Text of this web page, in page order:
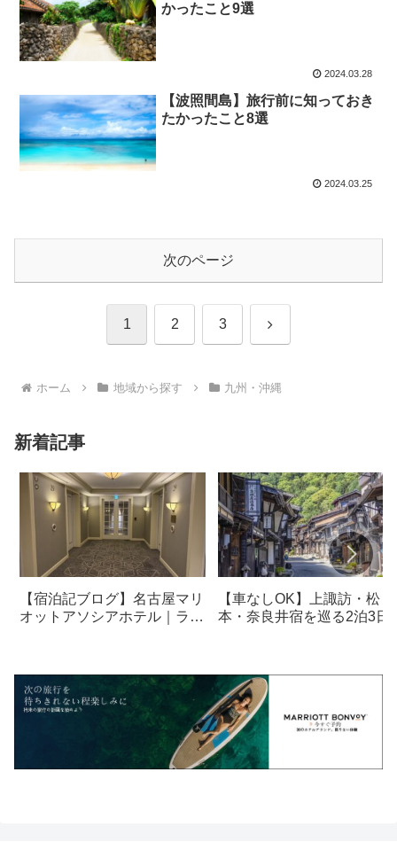
かったこと9選
2024.03.28
【波照間島】旅行前に知っておき
たかったこと8選
2024.03.25
次のページ
1 2 3 次
ホーム 地域から探す 九州・沖縄
新着記事
【宿泊記ブログ】名古屋マリ
オットアソシアホテル｜ラウ
【車なしOK】上諏訪・松
本・奈良井宿を巡る2泊3日